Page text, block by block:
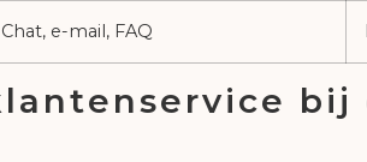
Chat, e-mail, FAQ
bij